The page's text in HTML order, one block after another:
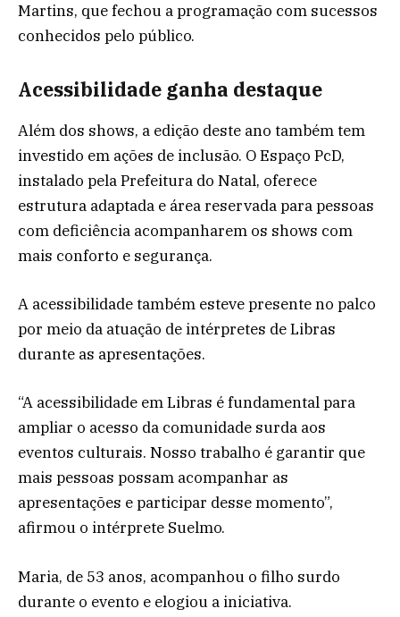
Martins, que fechou a programação com sucessos
conhecidos pelo público.
Acessibilidade ganha destaque
Além dos shows, a edição deste ano também tem
investido em ações de inclusão. O Espaço PcD,
instalado pela Prefeitura do Natal, oferece
estrutura adaptada e área reservada para pessoas
com deficiência acompanharem os shows com
mais conforto e segurança.
A acessibilidade também esteve presente no palco
por meio da atuação de intérpretes de Libras
durante as apresentações.
“A acessibilidade em Libras é fundamental para
ampliar o acesso da comunidade surda aos
eventos culturais. Nosso trabalho é garantir que
mais pessoas possam acompanhar as
apresentações e participar desse momento”,
afirmou o intérprete Suelmo.
Maria, de 53 anos, acompanhou o filho surdo
durante o evento e elogiou a iniciativa.